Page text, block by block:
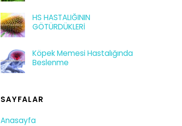
HS HASTALIĞININ
GÖTÜRDÜKLERİ
Köpek Memesi Hastalığında
Beslenme
SAYFALAR
Anasayfa